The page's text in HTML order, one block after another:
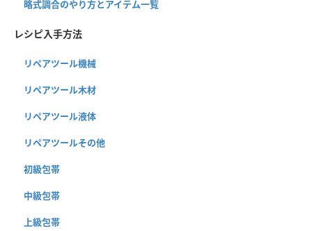
略式調合のやり方とアイテム一覧
レシピ入手方法
リペアツール機械
リペアツール木材
リペアツール液体
リペアツールその他
初級包帯
中級包帯
上級包帯